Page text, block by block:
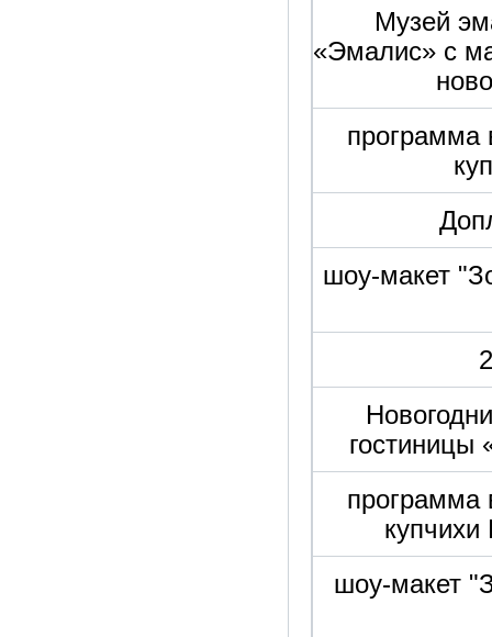
Музей
«Эмалис» с
программа
шоу-макет
гостиницы
программа
шоу-макет